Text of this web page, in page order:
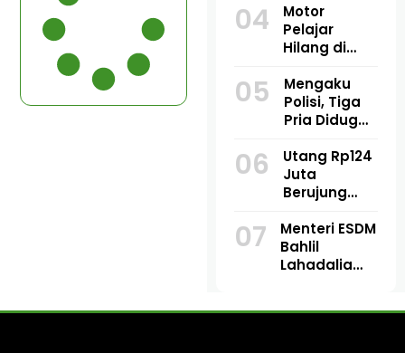
Bireuen:
“Enggak
Boleh!”
Blang
Panyang:
Bukan
Fasilitas
Produksi
04
Motor
Pelajar
Hilang di
Lhokseuma
we, Polisi
Temukan
yang Sudah
Dipotong
05
Mengaku
Polisi, Tiga
Pria Diduga
di Pidie
Jaya,
Korban
Hari
06
Utang Rp124
Juta
Berujung
Penculikan,
Korban
Diborgol
Medan
07
Menteri ESDM
Bahlil
Lahadalia
sebagai